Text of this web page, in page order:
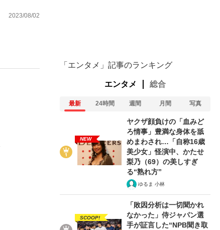
2023/08/02
「エンタメ」記事のランキング
エンタメ 総合
最新 24時間 週間 月間 写真
NEW
ヤクザ顔負けの「血みど
ろ情事」豊満な身体を舐
めまわされ…「自称16歳
美少女」怪演中、かたせ
梨乃（69）の美しすぎ
る“熟れ方”
ゆるま 小林
SCOOP!
「敗因分析は一切聞かれ
なかった」侍ジャパン選
手が証言した“NPB聞き取